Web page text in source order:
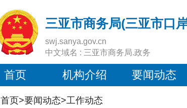
三亚市商务局(三亚市口
swj.sanya.gov.cn
中文域名 : 三亚市商务局.政务
首页 机构介绍 要闻动态
首页>要闻动态>工作动态